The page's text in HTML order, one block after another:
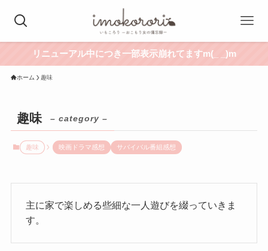
リニューアル中につき一部表示崩れてますm(_ _)m
ホーム 趣味
趣味 – category –
趣味 映画ドラマ感想 サバイバル番組感想
主に家で楽しめる些細な一人遊びを綴っていきま
す。